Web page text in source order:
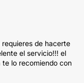
de hacerte
el servicio!!! el
te lo recomiendo con